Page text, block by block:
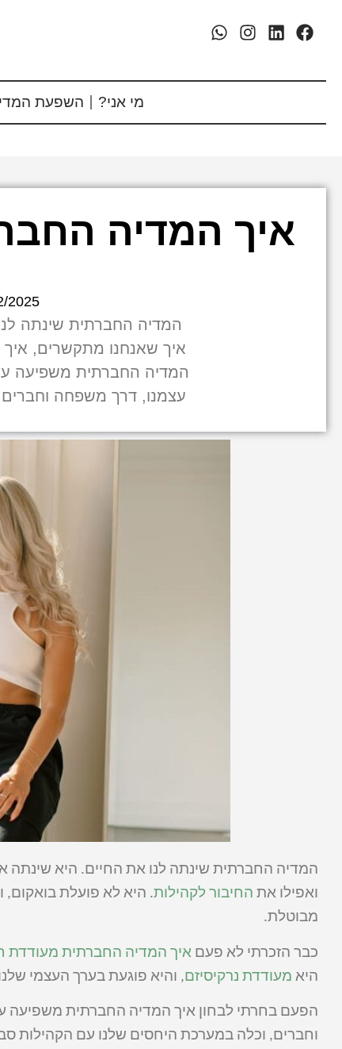
מי אני? השפעת
איך המדיה
2025
המדיה החברתית שינתה
איך שאנחנו מתקשרים,
המדיה החברתית משפיעה
עצמנו, דרך משפחה
המדיה החברתית שינתה לנו את החיים. היא שינתה
ואפילו את החיבור לקהילות. היא לא פועלת בואקום,
מבוטלת.
כבר הזכרתי לא פעם איך המדיה החברתית מעודדת
היא מעודדת נרקיסיזם, והיא פוגעת בערך העצמי
הפעם בחרתי לבחון איך המדיה החברתית משפיעה
וחברים, וכלה במערכת היחסים שלנו עם הקהילות